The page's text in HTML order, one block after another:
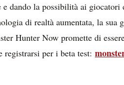
e dando la possibilità ai
di realtà aumentata, la sua
Hunter Now promette di
per i beta test: